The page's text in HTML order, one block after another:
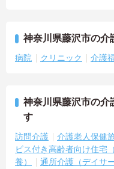
神奈川県藤沢市の介
病院 クリニック 介護
神奈川県藤沢市の介
す
訪問介護 介護老人保健
ビス付き高齢者向け住宅
養）
通所介護（デイサ